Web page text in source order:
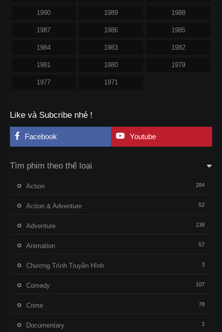
1990 1989 1988
1987 1986 1985
1984 1983 1982
1981 1980 1979
1977 1971
Like và Subcribe nhé !
Facebook Youtube
Tìm phim theo thể loại
Action 284
Action & Adventure 52
Adventure 138
Animation 57
Chương Trình Truyền Hình 3
Comedy 107
Crime 78
Documentary 2